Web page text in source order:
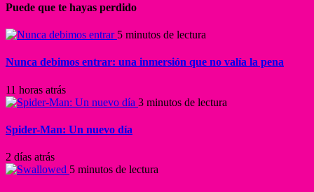
Puede que te hayas perdido
5 minutos de lectura
Nunca debimos entrar: una inmersión que no valía la pena
11 horas atrás
3 minutos de lectura
Spider-Man: Un nuevo día
2 días atrás
5 minutos de lectura